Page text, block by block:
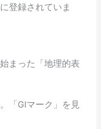
登録されていま
まった「地理的表
「GIマーク」を見